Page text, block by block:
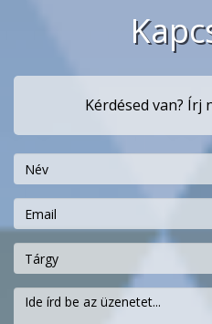
Kérdésed van? Írj